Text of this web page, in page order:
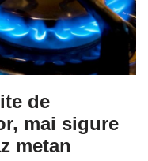
de
mai sigure
metan